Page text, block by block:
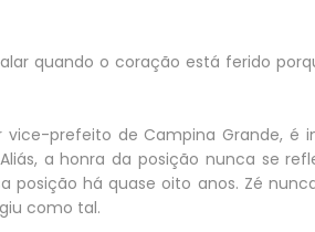
quando o coração está ferido
vice-prefeito de Campina Grande,
a honra da posição nunca se
posição há quase oito anos. Zé
como tal.